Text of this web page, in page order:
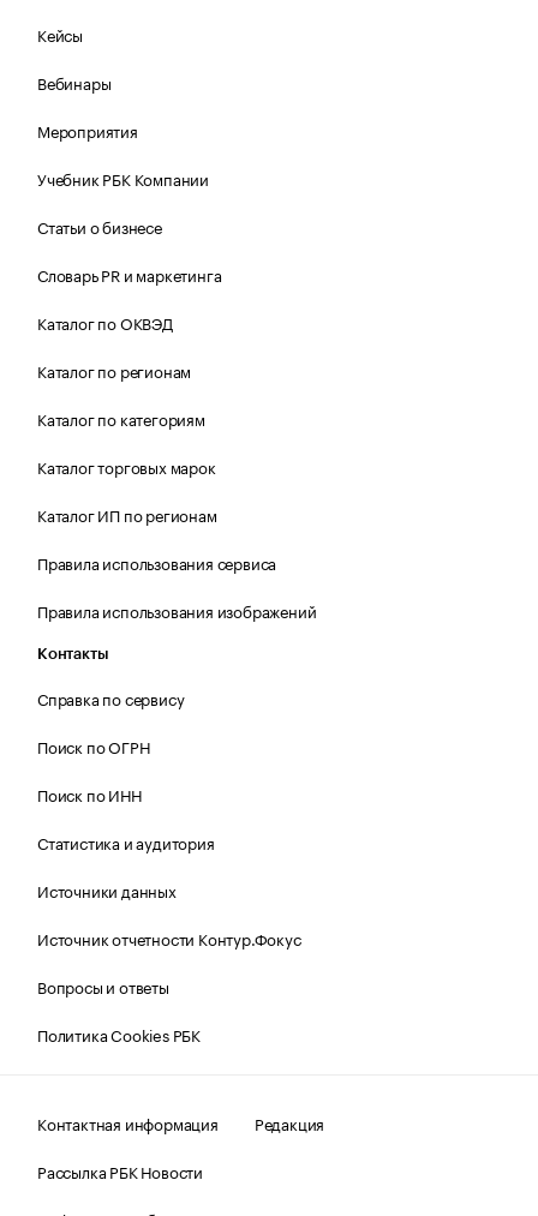
Кейсы
Вебинары
Мероприятия
Учебник РБК Компании
Статьи о бизнесе
Словарь PR и маркетинга
Каталог по ОКВЭД
Каталог по регионам
Каталог по категориям
Каталог торговых марок
Каталог ИП по регионам
Правила использования сервиса
Правила использования изображений
Контакты
Справка по сервису
Поиск по ОГРН
Поиск по ИНН
Статистика и аудитория
Источники данных
Источник отчетности Контур.Фокус
Вопросы и ответы
Политика Cookies РБК
Контактная информация
Редакция
Рассылка РБК Новости